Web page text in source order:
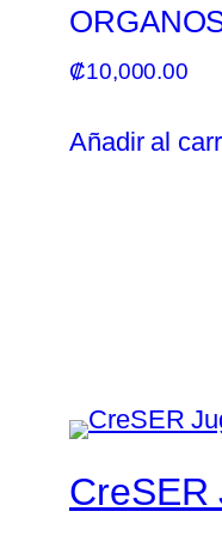
₡10,000.00
Añadir al
CreSER